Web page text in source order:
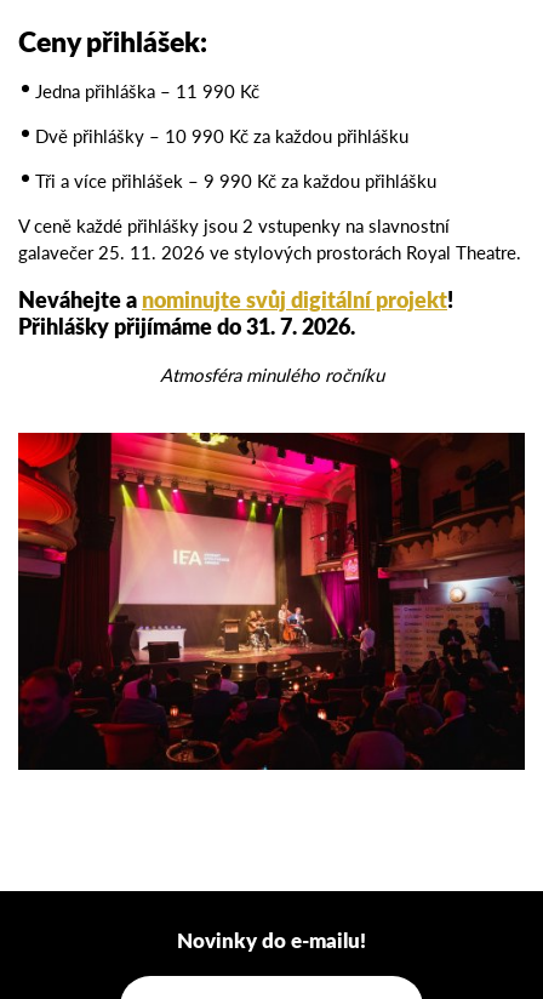
Ceny přihlášek:
Jedna přihláška – 11 990 Kč
Dvě přihlášky – 10 990 Kč za každou přihlášku
Tři a více přihlášek – 9 990 Kč za každou přihlášku
V ceně každé přihlášky jsou 2 vstupenky na slavnostní
galavečer 25. 11. 2026 ve stylových prostorách Royal Theatre.
Neváhejte a nominujte svůj digitální projekt!
Přihlášky přijímáme do 31. 7. 2026.
Atmosféra minulého ročníku
Novinky do e-mailu!